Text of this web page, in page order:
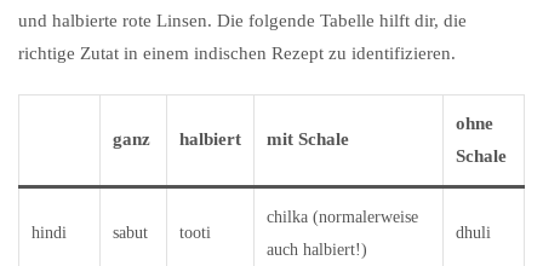
und halbierte rote Linsen. Die folgende Tabelle hilft dir, die
richtige Zutat in einem indischen Rezept zu identifizieren.
ganz halbiert mit Schale
ohne
Schale
hindi sabut tooti
chilka (normalerweise
auch halbiert!)
dhuli